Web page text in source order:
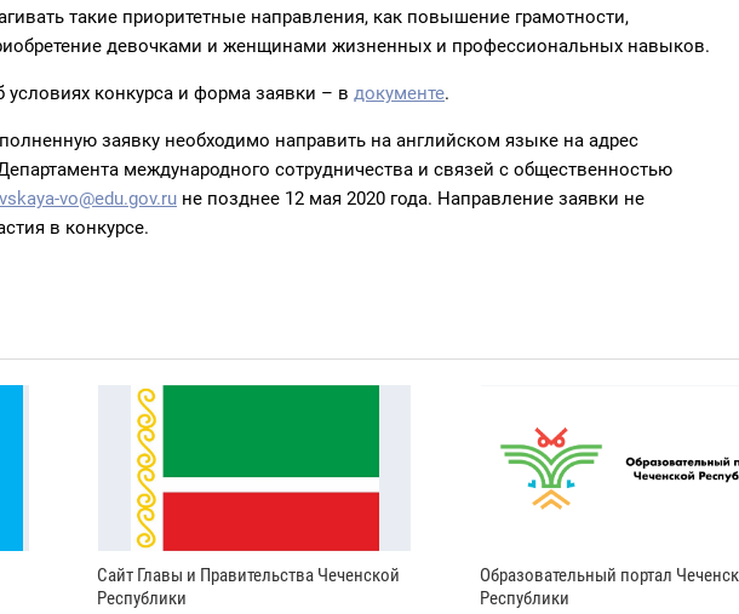
такие приоритетные направления, как повышение грамотности,
девочками и женщинами жизненных и профессиональных навыков.
конкурса и форма заявки – в документе.
заявку необходимо направить на английском языке на адрес
международного сотрудничества и связей с общественностью
vo@edu.gov.ru не позднее 12 мая 2020 года. Направление заявки не
в конкурсе.
Сайт Главы и Правительства Чеченской
Республики
Образовательный портал
Республики